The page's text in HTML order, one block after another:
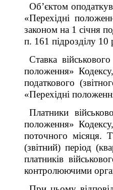
Об’єктом
«Перехідні
законом на 1 січня
п. 161 підрозділу
Ставка
положення»
податкового
«Перехідні
Платники
положення»
поточного місяця.
(звітний) період
платників
контролюючими